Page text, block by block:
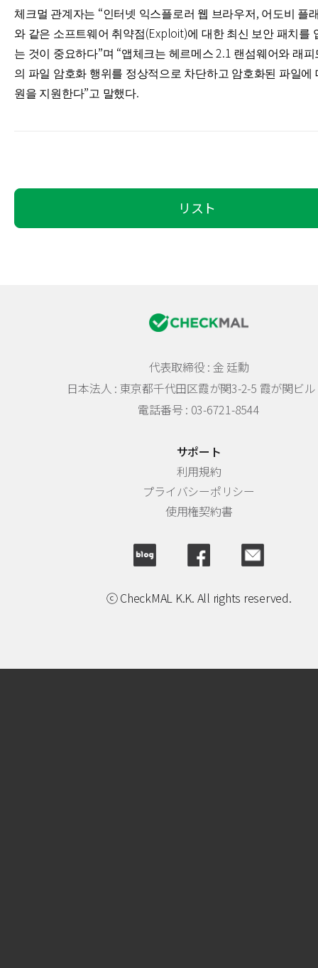
체크멀 관계자는 “인터넷 익스플로러 웹 브라우저, 어도비 플
와 같은 소프트웨어 취약점(Exploit)에 대한 최신 보안 패치를
는 것이 중요하다”며 “앱체크는 헤르메스 2.1 랜섬웨어와 래
의 파일 암호화 행위를 정상적으로 차단하고 암호화된 파일에
원을 지원한다”고 말했다.
リスト
代表取締役 : 金 廷勳
日本法人 : 東京都千代田区霞が関3-2-5 霞が関ビル
電話番号 : 03-6721-8544
サポート
利用規約
プライバシーポリシー
使用権契約書
ⓒ CheckMAL K.K. All rights reserved.